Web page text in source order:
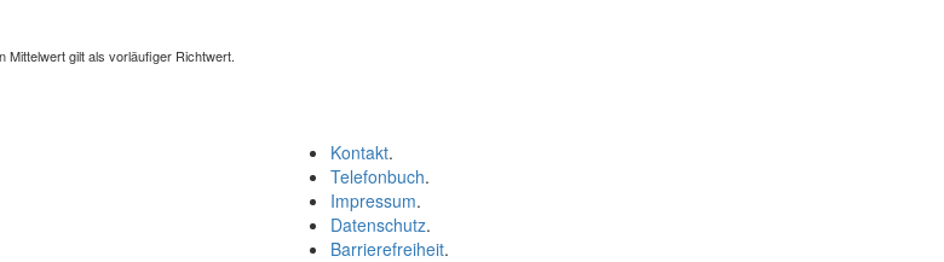
Mittelwert gilt als vorläufiger Richtwert.
Kontakt.
Telefonbuch.
Impressum.
Datenschutz.
Barrierefreiheit.